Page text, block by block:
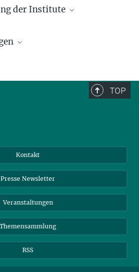
der Institute
TOP
Kontakt
Presse Newsletter
Veranstaltungen
Themensammlung
RSS